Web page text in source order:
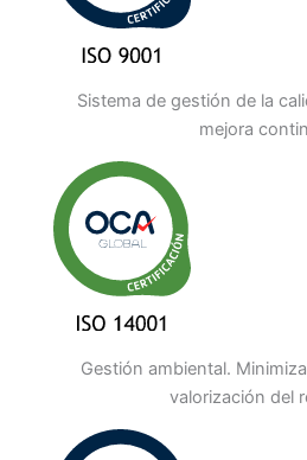
Sistema de gestión de la
mejora
Gestión ambiental.
valorización del